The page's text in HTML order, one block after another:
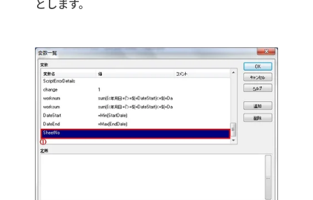
とします。